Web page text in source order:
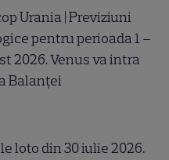
Urania | Previziuni
pentru perioada 1 –
2026. Venus va intra
Balanței
loto din 30 iulie 2026.